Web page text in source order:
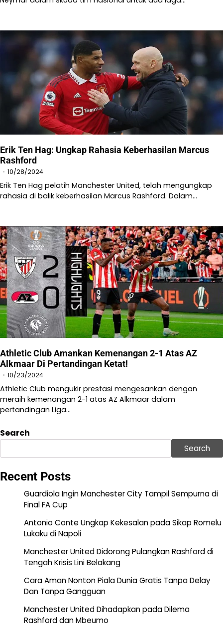
Erik Ten Hag: Ungkap Rahasia Keberhasilan Marcus
Rashford
10/28/2024
Erik Ten Hag pelatih Manchester United, telah mengungkap
rahasia di balik keberhasilan Marcus Rashford. Dalam…
Athletic Club Amankan Kemenangan 2-1 Atas AZ
Alkmaar Di Pertandingan Ketat!
10/23/2024
Athletic Club mengukir prestasi mengesankan dengan
meraih kemenangan 2-1 atas AZ Alkmaar dalam
pertandingan Liga…
Search
Search
Recent Posts
Guardiola Ingin Manchester City Tampil Sempurna di
Final FA Cup
Antonio Conte Ungkap Kekesalan pada Sikap Romelu
Lukaku di Napoli
Manchester United Didorong Pulangkan Rashford di
Tengah Krisis Lini Belakang
Cara Aman Nonton Piala Dunia Gratis Tanpa Delay
Dan Tanpa Gangguan
Manchester United Dihadapkan pada Dilema
Rashford dan Mbeumo